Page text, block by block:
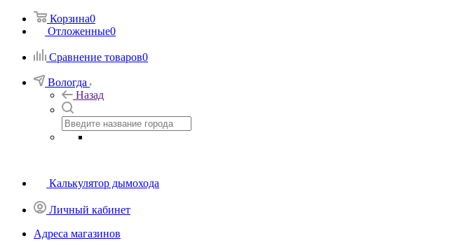
Корзина0
Отложенные0
Сравнение товаров0
Вологда
Назад
Калькулятор дымохода
Личный кабинет
Адреса магазинов